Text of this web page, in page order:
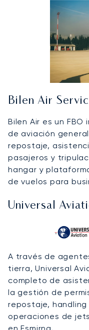
Bilen Air
Bilen Air es un
de aviación
repostaje,
pasajeros y
hangar y
de vuelos para
Universal
A través de
tierra, Universal
completo de
la gestión de
repostaje,
operaciones de
en Esmirna.